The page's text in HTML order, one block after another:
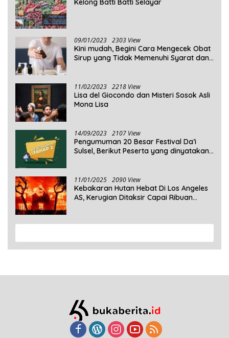
Kelong Batti Batti Selayar
09/01/2023 2303 View
Kini mudah, Begini Cara Mengecek Obat
Sirup yang Tidak Memenuhi Syarat dan
11/02/2023 2218 View
Lisa del Giocondo dan Misteri Sosok Asli
Mona Lisa
14/09/2023 2107 View
Pengumuman 20 Besar Festival Da’i
Sulsel, Berikut Peserta yang dinyatakan
11/01/2025 2090 View
Kebakaran Hutan Hebat Di Los Angeles
AS, Kerugian Ditaksir Capai Ribuan